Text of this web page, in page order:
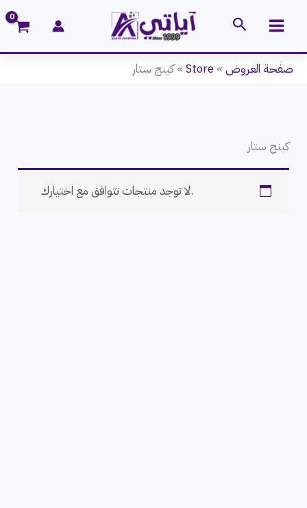
البحث
صفحة العروض »
Store
»كينج ستار
كينج ستار
لا توجد منتجات تتوافق مع اختيارك.